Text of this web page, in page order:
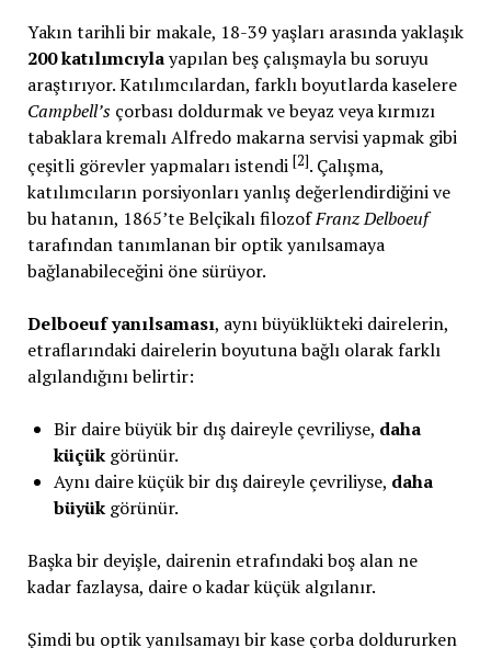
Yakın tarihli bir makale, 18-39 yaşları arasında yaklaşık
200 katılımcıylayapılan beş çalışmayla bu soruyu
araştırıyor. Katılımcılardan, farklı boyutlarda kaselere
Campbell’sçorbası doldurmak ve beyaz veya kırmızı
tabaklara kremalı Alfredo makarna servisi yapmak gibi
çeşitli görevler yapmaları istendi [2]. Çalışma,
katılımcıların porsiyonları yanlış değerlendirdiğini ve
bu hatanın, 1865’te Belçikalı filozofFranz Delboeuf
tarafından tanımlanan bir optik yanılsamaya
bağlanabileceğini öne sürüyor.
Delboeuf yanılsaması, aynı büyüklükteki dairelerin,
etraflarındaki dairelerin boyutuna bağlı olarak farklı
algılandığını belirtir:
Bir daire büyük bir dış daireyle çevriliyse, daha
küçükgörünür.
Aynı daire küçük bir dış daireyle çevriliyse, daha
büyükgörünür.
Başka bir deyişle, dairenin etrafındaki boş alan ne
kadar fazlaysa, daire o kadar küçük algılanır.
Şimdi bu optik yanılsamayı bir kase çorba doldururken